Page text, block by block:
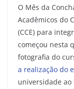
O Mês da
Acadêmicos do
(CCE) para
começou nesta
fotografia do
a realização do
universidade ao